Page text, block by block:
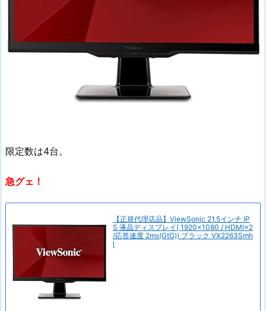
限定数は4台。
急グェ！
【正規代理店品】ViewSonic 21.5インチ IP
S 液晶ディスプレイ( 1920×1080 / HDMI×2
/応答速度 2ms(GtG)) ブラック VX2263Smh
l